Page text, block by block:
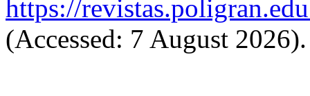
https://
(Accessed: 7 August 2026).